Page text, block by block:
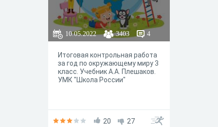
10.05.2022 3403 4
Итоговая контрольная работа
за год по окружающему миру 3
класс. Учебник А.А. Плешаков.
УМК "Школа России"
20 27